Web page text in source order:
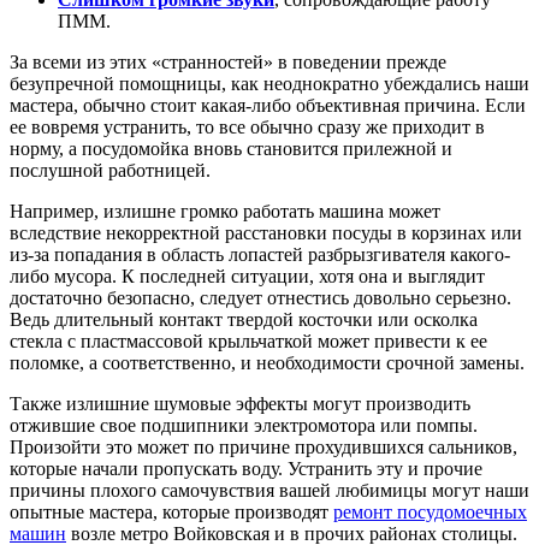
ПММ.
За всеми из этих «странностей» в поведении прежде
безупречной помощницы, как неоднократно убеждались наши
мастера, обычно стоит какая-либо объективная причина. Если
ее вовремя устранить, то все обычно сразу же приходит в
норму, а посудомойка вновь становится прилежной и
послушной работницей.
Например, излишне громко работать машина может
вследствие некорректной расстановки посуды в корзинах или
из-за попадания в область лопастей разбрызгивателя какого-
либо мусора. К последней ситуации, хотя она и выглядит
достаточно безопасно, следует отнестись довольно серьезно.
Ведь длительный контакт твердой косточки или осколка
стекла с пластмассовой крыльчаткой может привести к ее
поломке, а соответственно, и необходимости срочной замены.
Также излишние шумовые эффекты могут производить
отжившие свое подшипники электромотора или помпы.
Произойти это может по причине прохудившихся сальников,
которые начали пропускать воду. Устранить эту и прочие
причины плохого самочувствия вашей любимицы могут наши
опытные мастера, которые производят ремонт посудомоечных
машин возле метро Войковская и в прочих районах столицы.